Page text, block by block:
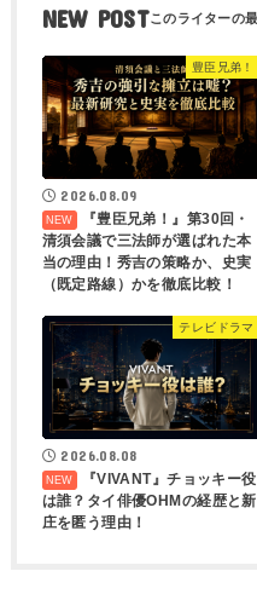
NEW POST
豊臣兄弟！
2026.08.09
『豊臣兄弟！』第30回・
清須会議で三法師が選ばれた本
当の理由！秀吉の策略か、史実
（既定路線）かを徹底比較！
テレビドラマ
2026.08.08
『VIVANT』チョッキー役
は誰？タイ俳優OHMの経歴と新
庄を匿う理由！